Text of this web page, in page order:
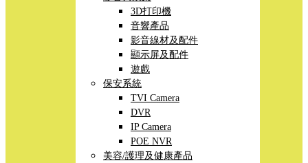
3D打印機
音響產品
影音線材及配件
顯示屏及配件
遊戲
保安系統
TVI Camera
DVR
IP Camera
POE NVR
美容/護理及健康產品